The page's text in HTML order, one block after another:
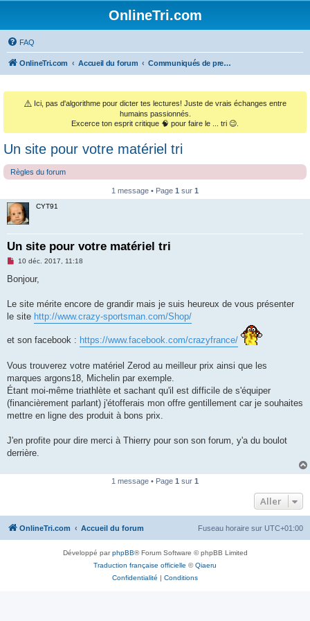
OnlineTri.com
FAQ
OnlineTri.com Accueil du forum Communiqués de presse & Annonces commerciales
⚠️ Ici, pas d'algorithme pour dicter tes lectures! Juste de vrais échanges entre
humains passionnés.
Excerce ton esprit critique 🧠 pour faire le ... tri 😉.
Un site pour votre matériel tri
Règles du forum
1 message • Page 1 sur 1
CYT91
Un site pour votre matériel tri
M
s
g
n
10 déc. 2017, 11:18
Bonjour,
Le site mérite encore de grandir mais je suis heureux de vous présenter
le site http://www.crazy-sportsman.com/Shop/
et son facebook : https://www.facebook.com/crazyfrance/
Vous trouverez votre matériel Zerod au meilleur prix ainsi que les
marques argons18, Michelin par exemple.
Étant moi-même triathlète et sachant qu'il est difficile de s'équiper
(financièrement parlant) j'étofferais mon offre gentillement car je souhaites
mettre en ligne des produit à bons prix.
J'en profite pour dire merci à Thierry pour son son forum, y'a du boulot
derrière.
1 message • Page 1 sur 1
Aller
OnlineTri.com Accueil du forum Fuseau horaire sur UTC+01:00
Développé parphpBB® Forum Software © phpBB Limited
Traduction française officielle ©Qiaeru
Confidentialité | Conditions